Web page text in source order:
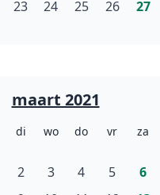
23 24 25 26 27
maart 2021
di wo do vr za
2 3 4 5 6